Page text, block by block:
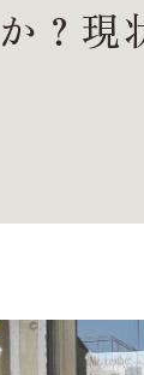
？現